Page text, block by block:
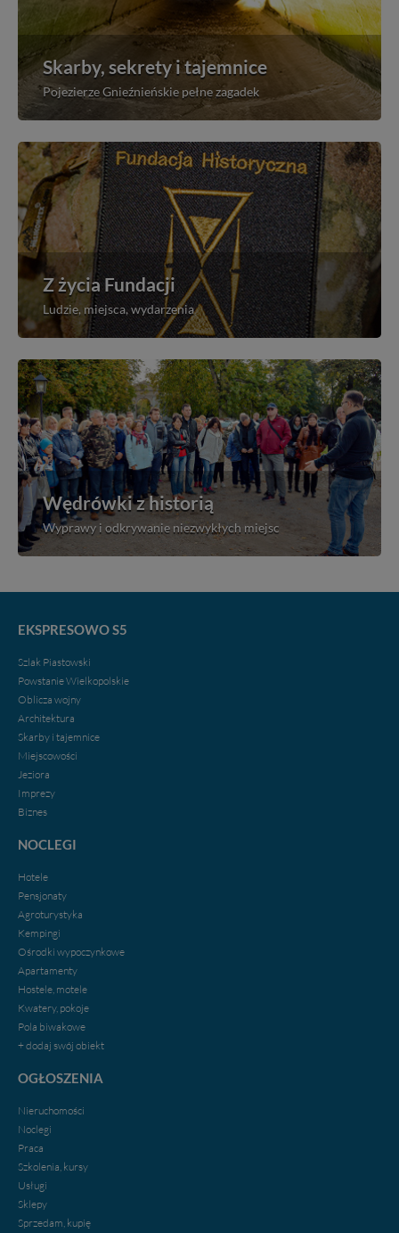
Skarby, sekrety i tajemnice
Pojezierze Gnieźnieńskie pełne zagadek
Z życia Fundacji
Ludzie, miejsca, wydarzenia
Wędrówki z historią
Wyprawy i odkrywanie niezwykłych miejsc
EKSPRESOWO S5
Szlak Piastowski
Powstanie Wielkopolskie
Oblicza wojny
Architektura
Skarby i tajemnice
Miejscowości
Jeziora
Imprezy
Biznes
NOCLEGI
Hotele
Pensjonaty
Agroturystyka
Kempingi
Ośrodki wypoczynkowe
Apartamenty
Hostele, motele
Kwatery, pokoje
Pola biwakowe
+ dodaj swój obiekt
OGŁOSZENIA
Nieruchomości
Noclegi
Praca
Szkolenia, kursy
Usługi
Sklepy
Sprzedam, kupię